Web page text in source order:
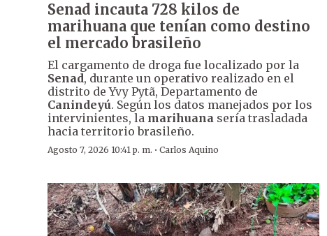
Senad incauta 728 kilos de
marihuana que tenían como destino
el mercado brasileño
El cargamento de droga fue localizado por la
Senad, durante un operativo realizado en el
distrito de Yvy Pytã, Departamento de
Canindeyú. Según los datos manejados por los
intervinientes, la marihuana sería trasladada
hacia territorio brasileño.
Agosto 7, 2026 10:41 p. m. · Carlos Aquino